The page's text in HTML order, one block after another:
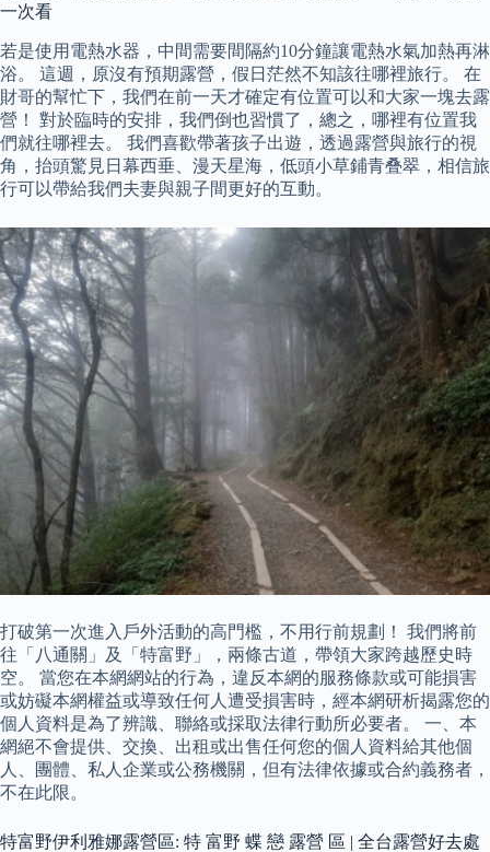
一次看
若是使用電熱水器，中間需要間隔約10分鐘讓電熱水氣加熱再淋
浴。 這週，原沒有預期露營，假日茫然不知該往哪裡旅行。 在
財哥的幫忙下，我們在前一天才確定有位置可以和大家一塊去露
營！ 對於臨時的安排，我們倒也習慣了，總之，哪裡有位置我
們就往哪裡去。 我們喜歡帶著孩子出遊，透過露營與旅行的視
角，抬頭驚見日幕西垂、漫天星海，低頭小草鋪青叠翠，相信旅
行可以帶給我們夫妻與親子間更好的互動。
打破第一次進入戶外活動的高門檻，不用行前規劃！ 我們將前
往「八通關」及「特富野」，兩條古道，帶領大家跨越歷史時
空。 當您在本網網站的行為，違反本網的服務條款或可能損害
或妨礙本網權益或導致任何人遭受損害時，經本網研析揭露您的
個人資料是為了辨識、聯絡或採取法律行動所必要者。 一、本
網絕不會提供、交換、出租或出售任何您的個人資料給其他個
人、團體、私人企業或公務機關，但有法律依據或合約義務者，
不在此限。
特富野伊利雅娜露營區: 特 富野 蝶 戀 露營 區 | 全台露營好去處